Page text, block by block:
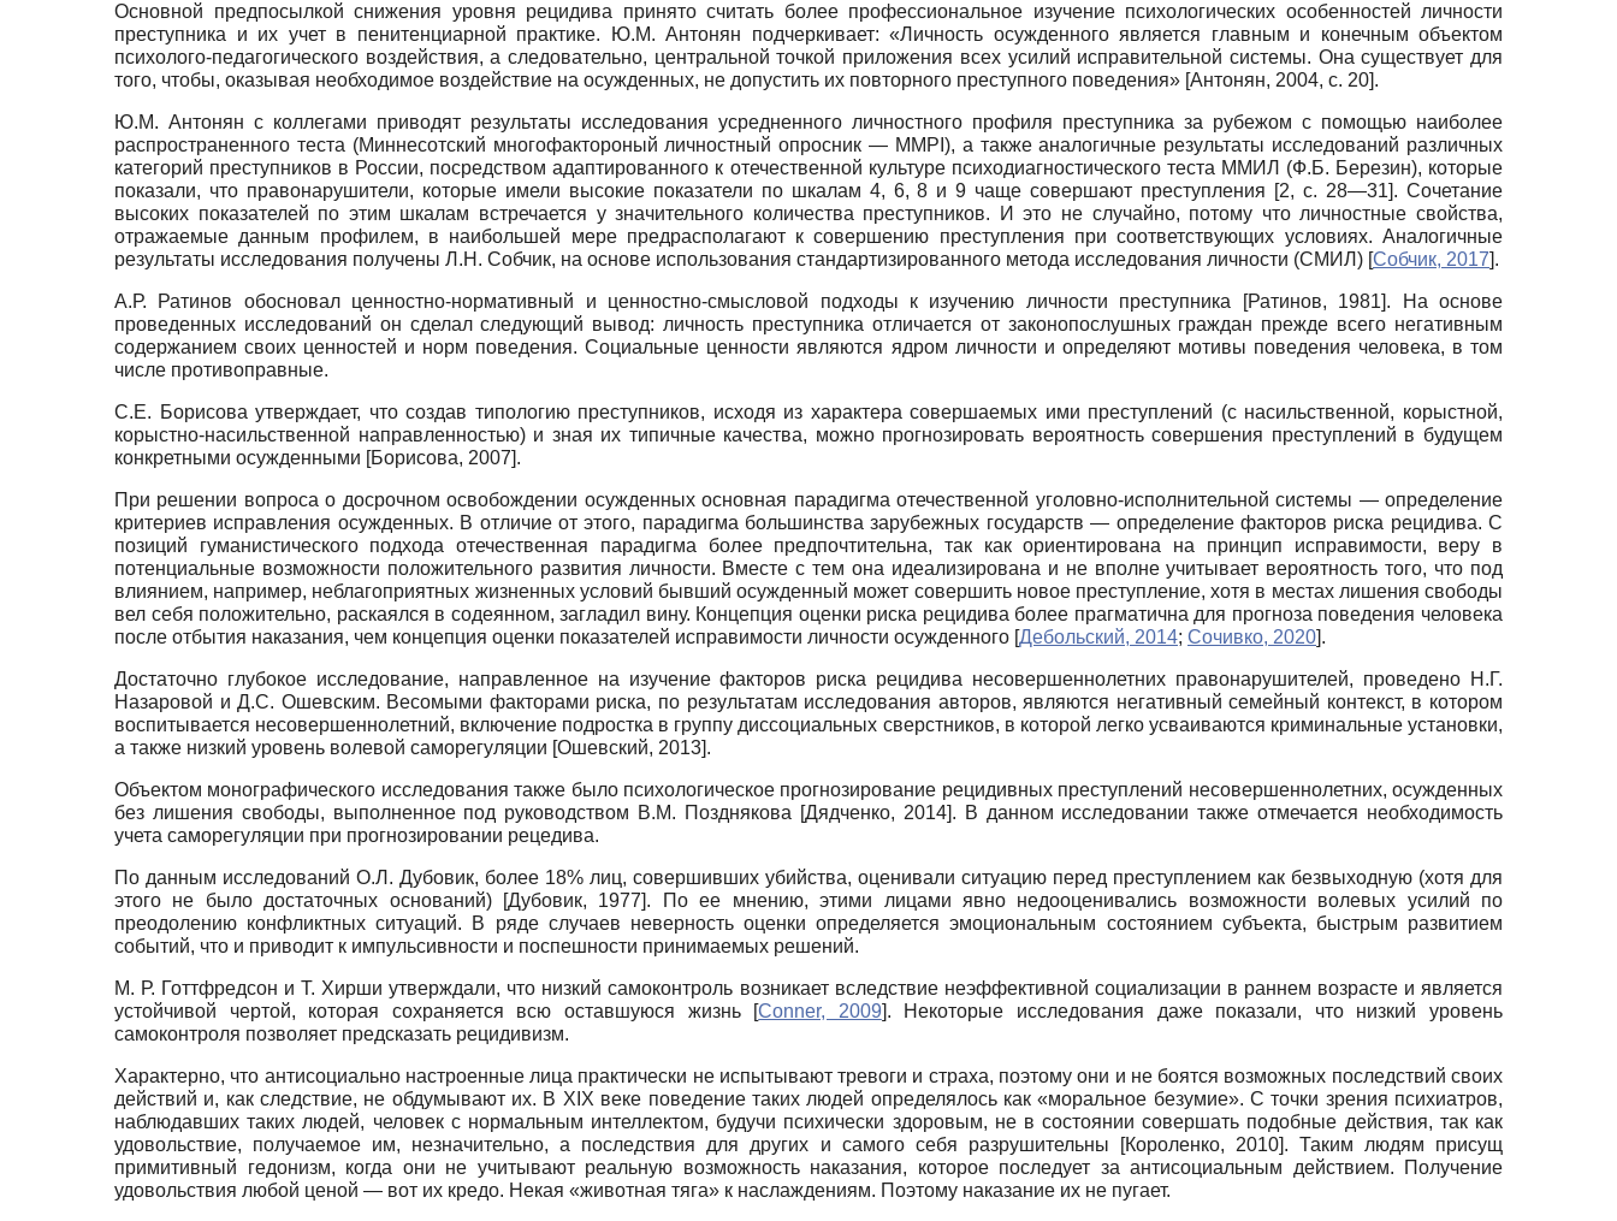
Основной предпосылкой снижения уровня рецидива принято считать более профессиональное изучение психологических особенностей личности
преступника и их учет в пенитенциарной практике. Ю.М. Антонян подчеркивает: «Личность осужденного является главным и конечным объектом
психолого-педагогического воздействия, а следовательно, центральной точкой приложения всех усилий исправительной системы. Она существует для
того, чтобы, оказывая необходимое воздействие на осужденных, не допустить их повторного преступного поведения» [Антонян, 2004, с. 20].
Ю.М. Антонян с коллегами приводят результаты исследования усредненного личностного профиля преступника за рубежом с помощью наиболее
распространенного теста (Миннесотский многофактороный личностный опросник — ММРI), а также аналогичные результаты исследований различных
категорий преступников в России, посредством адаптированного к отечественной культуре психодиагностического теста ММИЛ (Ф.Б. Березин), которые
показали, что правонарушители, которые имели высокие показатели по шкалам 4, 6, 8 и 9 чаще совершают преступления [2, с. 28—31]. Сочетание
высоких показателей по этим шкалам встречается у значительного количества преступников. И это не случайно, потому что личностные свойства,
отражаемые данным профилем, в наибольшей мере предрасполагают к совершению преступления при соответствующих условиях. Аналогичные
результаты исследования получены Л.Н. Собчик, на основе использования стандартизированного метода исследования личности (СМИЛ) [Собчик, 2017].
А.Р. Ратинов обосновал ценностно-нормативный и ценностно-смысловой подходы к изучению личности преступника [Ратинов, 1981]. На основе
проведенных исследований он сделал следующий вывод: личность преступника отличается от законопослушных граждан прежде всего негативным
содержанием своих ценностей и норм поведения. Социальные ценности являются ядром личности и определяют мотивы поведения человека, в том
числе противоправные.
С.Е. Борисова утверждает, что создав типологию преступников, исходя из характера совершаемых ими преступлений (с насильственной, корыстной,
корыстно-насильственной направленностью) и зная их типичные качества, можно прогнозировать вероятность совершения преступлений в будущем
конкретными осужденными [Борисова, 2007].
При решении вопроса о досрочном освобождении осужденных основная парадигма отечественной уголовно-исполнительной системы — определение
критериев исправления осужденных. В отличие от этого, парадигма большинства зарубежных государств — определение факторов риска рецидива. С
позиций гуманистического подхода отечественная парадигма более предпочтительна, так как ориентирована на принцип исправимости, веру в
потенциальные возможности положительного развития личности. Вместе с тем она идеализирована и не вполне учитывает вероятность того, что под
влиянием, например, неблагоприятных жизненных условий бывший осужденный может совершить новое преступление, хотя в местах лишения свободы
вел себя положительно, раскаялся в содеянном, загладил вину. Концепция оценки риска рецидива более прагматична для прогноза поведения человека
после отбытия наказания, чем концепция оценки показателей исправимости личности осужденного [Дебольский, 2014; Сочивко, 2020].
Достаточно глубокое исследование, направленное на изучение факторов риска рецидива несовершеннолетних правонарушителей, проведено Н.Г.
Назаровой и Д.С. Ошевским. Весомыми факторами риска, по результатам исследования авторов, являются негативный семейный контекст, в котором
воспитывается несовершеннолетний, включение подростка в группу диссоциальных сверстников, в которой легко усваиваются криминальные установки,
а также низкий уровень волевой саморегуляции [Ошевский, 2013].
Объектом монографического исследования также было психологическое прогнозирование рецидивных преступлений несовершеннолетних, осужденных
без лишения свободы, выполненное под руководством В.М. Позднякова [Дядченко, 2014]. В данном исследовании также отмечается необходимость
учета саморегуляции при прогнозировании рецедива.
По данным исследований О.Л. Дубовик, более 18% лиц, совершивших убийства, оценивали ситуацию перед преступлением как безвыходную (хотя для
этого не было достаточных оснований)
[Дубовик, 1977]. По ее мнению, этими лицами явно недооценивались возможности волевых усилий по
преодолению конфликтных ситуаций. В ряде случаев неверность оценки определяется эмоциональным состоянием субъекта, быстрым развитием
событий, что и приводит к импульсивности и поспешности принимаемых решений.
М. Р. Готтфредсон и Т. Хирши утверждали, что низкий самоконтроль возникает вследствие неэффективной социализации в раннем возрасте и является
устойчивой чертой, которая сохраняется всю оставшуюся жизнь
[Conner, 2009]. Некоторые исследования даже показали, что низкий уровень
самоконтроля позволяет предсказать рецидивизм.
Характерно, что антисоциально настроенные лица практически не испытывают тревоги и страха, поэтому они и не боятся возможных последствий своих
действий и, как следствие, не обдумывают их. В XIX веке поведение таких людей определялось как «моральное безумие». С точки зрения психиатров,
наблюдавших таких людей, человек с нормальным интеллектом, будучи психически здоровым, не в состоянии совершать подобные действия, так как
удовольствие, получаемое им, незначительно, а последствия для других и самого себя разрушительны
[Короленко, 2010]. Таким людям присущ
примитивный гедонизм, когда они не учитывают реальную возможность наказания, которое последует за антисоциальным действием. Получение
удовольствия любой ценой — вот их кредо. Некая «животная тяга» к наслаждениям. Поэтому наказание их не пугает.